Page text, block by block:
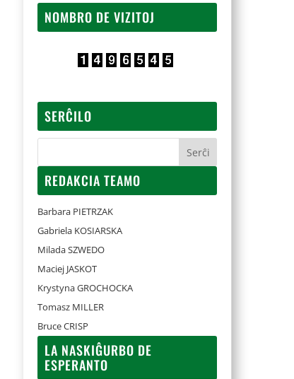
NOMBRO DE VIZITOJ
SERĈILO
REDAKCIA TEAMO
Barbara PIETRZAK
Gabriela KOSIARSKA
Milada SZWEDO
Maciej JASKOT
Krystyna GROCHOCKA
Tomasz MILLER
Bruce CRISP
LA NASKIĜURBO DE
ESPERANTO